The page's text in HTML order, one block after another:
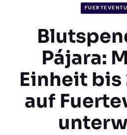
Pájara:
Einheit bis
auf